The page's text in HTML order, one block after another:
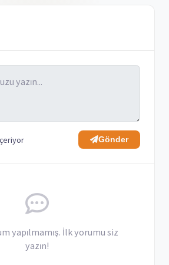
Gönder
yapılmamış. İlk yorumu siz
yazın!